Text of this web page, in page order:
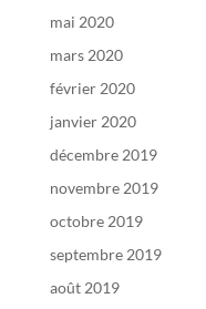
mai 2020
mars 2020
février 2020
janvier 2020
décembre 2019
novembre 2019
octobre 2019
septembre 2019
août 2019